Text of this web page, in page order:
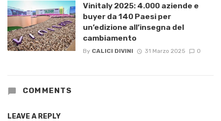
Vinitaly 2025: 4.000 aziende e
buyer da 140 Paesi per
un’edizione all’insegna del
cambiamento
By CALICI DIVINI 31 Marzo 2025 0
COMMENTS
LEAVE A REPLY